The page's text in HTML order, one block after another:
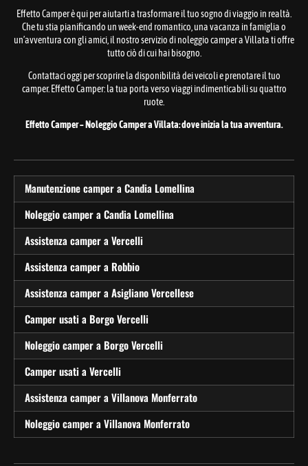
Effetto Camper è qui per aiutarti a trasformare il tuo sogno di viaggio in realtà.
Che tu stia pianificando un week-end romantico, una vacanza in famiglia o
un’avventura con gli amici, il nostro servizio di noleggio camper a Villata ti offre
tutto ciò di cui hai bisogno.
Contattaci oggi per scoprire la disponibilità dei veicoli e prenotare il tuo
camper. Effetto Camper: la tua porta verso viaggi indimenticabili su quattro
ruote.
Effetto Camper – Noleggio Camper a Villata: dove inizia la tua avventura.
Manutenzione camper a Candia Lomellina
Noleggio camper a Candia Lomellina
Assistenza camper a Vercelli
Assistenza camper a Robbio
Assistenza camper a Asigliano Vercellese
Camper usati a Borgo Vercelli
Noleggio camper a Borgo Vercelli
Camper usati a Vercelli
Assistenza camper a Villanova Monferrato
Noleggio camper a Villanova Monferrato